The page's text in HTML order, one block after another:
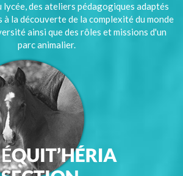
lycée, des ateliers pédagogiques adaptés
à la découverte de la complexité du monde
ainsi que des rôles et missions d'un
parc animalier.